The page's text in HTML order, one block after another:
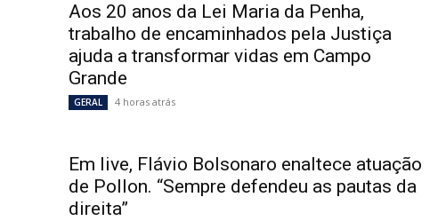
Aos 20 anos da Lei Maria da Penha,
trabalho de encaminhados pela Justiça
ajuda a transformar vidas em Campo
Grande
GERAL 4 horas atrás
Em live, Flávio Bolsonaro enaltece atuação
de Pollon. “Sempre defendeu as pautas da
direita”